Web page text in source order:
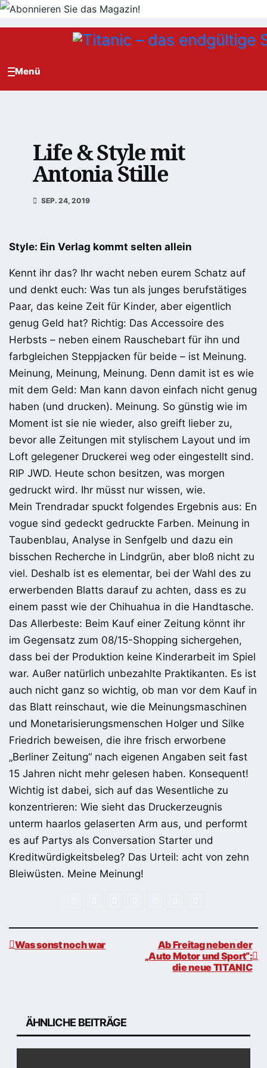
Zum
Life & Style mit
Antonia Stille
SEP. 24, 2019
Style: Ein Verlag kommt selten allein
Kennt ihr das? Ihr wacht neben eurem Schatz auf
und denkt euch: Was tun als junges berufstätiges
Paar, das keine Zeit für Kinder, aber eigentlich
genug Geld hat? Richtig: Das Accessoire des
Herbsts – neben einem Rauschebart für ihn und
farbgleichen Steppjacken für beide – ist Meinung.
Meinung, Meinung, Meinung. Denn damit ist es wie
mit dem Geld: Man kann davon einfach nicht genug
haben (und drucken). Meinung. So günstig wie im
Moment ist sie nie wieder, also greift lieber zu,
bevor alle Zeitungen mit stylischem Layout und im
Loft gelegener Druckerei weg oder eingestellt sind.
RIP JWD. Heute schon besitzen, was morgen
gedruckt wird. Ihr müsst nur wissen, wie.
Mein Trendradar spuckt folgendes Ergebnis aus: En
vogue sind gedeckt gedruckte Farben. Meinung in
Taubenblau, Analyse in Senfgelb und dazu ein
bisschen Recherche in Lindgrün, aber bloß nicht zu
viel. Deshalb ist es elementar, bei der Wahl des zu
erwerbenden Blatts darauf zu achten, dass es zu
einem passt wie der Chihuahua in die Handtasche.
Das Allerbeste: Beim Kauf einer Zeitung könnt ihr
im Gegensatz zum 08/15-Shopping sichergehen,
dass bei der Produktion keine Kinderarbeit im Spiel
war. Außer natürlich unbezahlte Praktikanten. Es ist
auch nicht ganz so wichtig, ob man vor dem Kauf in
das Blatt reinschaut, wie die Meinungsmaschinen
und Monetarisierungsmenschen Holger und Silke
Friedrich beweisen, die ihre frisch erworbene
„Berliner Zeitung“ nach eigenen Angaben seit fast
15 Jahren nicht mehr gelesen haben. Konsequent!
Wichtig ist dabei, sich auf das Wesentliche zu
konzentrieren: Wie sieht das Druckerzeugnis
unterm haarlos gelaserten Arm aus, und performt
es auf Partys als Conversation Starter und
Kreditwürdigkeitsbeleg? Das Urteil: acht von zehn
Bleiwüsten. Meine Meinung!
Ab Freitag neben der
„Auto Motor und Sport“:
die neue TITANIC
Was sonst noch war
ÄHNLICHE BEITRÄGE